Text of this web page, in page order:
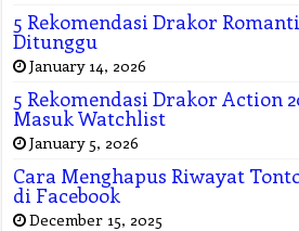
5 Rekomendasi Drakor
Ditunggu
January 14, 2026
5 Rekomendasi Drakor Action
Masuk Watchlist
January 5, 2026
Cara Menghapus Riwayat
di Facebook
December 15, 2025